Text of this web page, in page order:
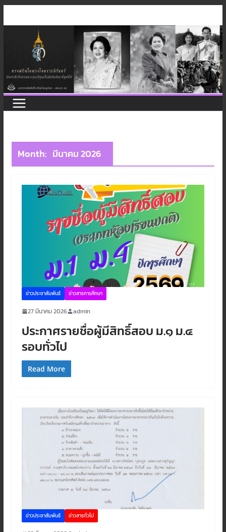
to
Month: มีนาคม 2026
ข่าวประชาสัมพันธ์ ข่าวสารการศึกษา
27 มีนาคม 2026 admin
ประกาศรายชื่อผู้มีสิทธิ์สอบ ม.๑ ม.๔
รอบทั่วไป
Read More
ข่าวประชาสัมพันธ์ ข่าวสารทั่วไป